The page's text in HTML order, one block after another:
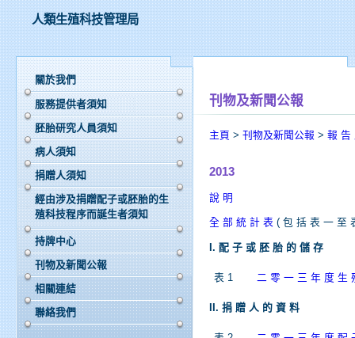
人類生殖科技管理局
關於我們
服務提供者須知
胚胎研究人員須知
病人須知
捐贈人須知
經由涉及捐贈配子或胚胎的生
殖科技程序而誕生者須知
持牌中心
刊物及新聞公報
相關連結
聯絡我們
刊物及新聞公報
主頁 > 刊物及新聞公報 > 報 告
2013
說 明
全 部 統 計 表 ( 包 括 表 一 至
I. 配 子 或 胚 胎 的 儲 存
表 1 二 零 一 三 年 度 生
II. 捐 贈 人 的 資 料